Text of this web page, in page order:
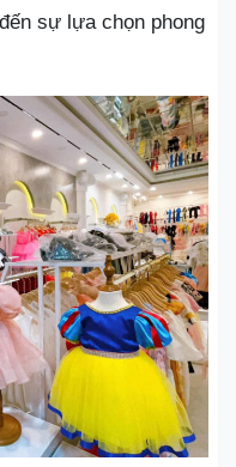
sự lựa chọn phong